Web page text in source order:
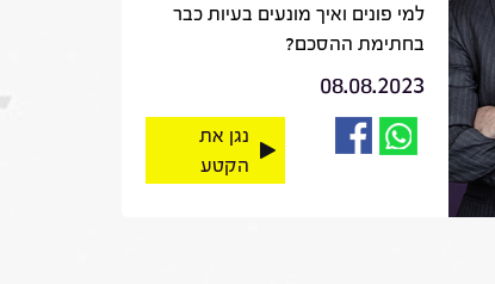
למי פונים ואיך מונעים בעיות כבר
בחתימת ההסכם?
08.08.2023
נגן את
הקטע